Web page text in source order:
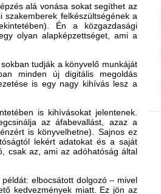
alá vonása sokat segíthet az
felkészültségének a
Én a közgazdasági
olyan alapképzettséget, ami a
tudják a könyvelő munkáját
minden új digitális megoldás
is egy nagy kihívás lesz a
is kihívásokat jelentenek.
az áfabevallást, azaz a
is könyvelhetne). Sajnos ez
lekért adatokat és a saját
csak az, ami az adóhatóság által
elbocsátott dolgozó – mivel
kedvezmények miatt. Ez jön az